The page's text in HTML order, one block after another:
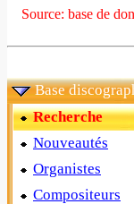
Source: base de
Base
Recherche
Nouveautés
Organistes
Compositeurs